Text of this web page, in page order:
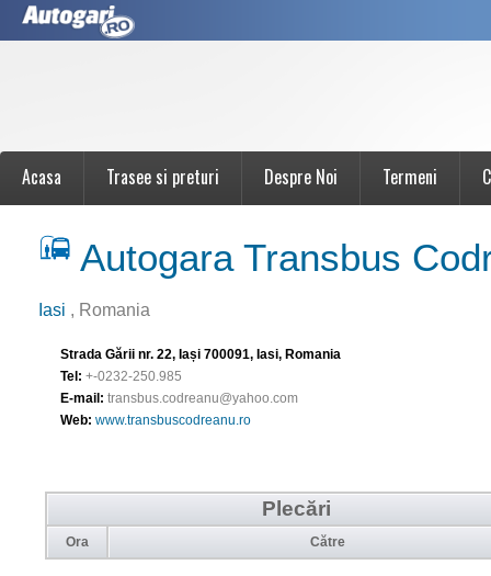
Acasa Trasee si preturi Despre Noi Termeni
Autogara Transbus
Iasi , Romania
Strada Gării nr. 22, Iași 700091, Iasi, Romania
Tel: +-0232-250.985
E-mail: transbus.codreanu@yahoo.com
Web: www.transbuscodreanu.ro
Plecări
Ora Către